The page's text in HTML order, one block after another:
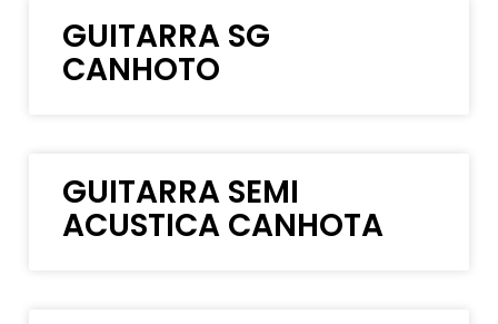
GUITARRA SG
CANHOTO
GUITARRA SEMI
ACUSTICA CANHOTA